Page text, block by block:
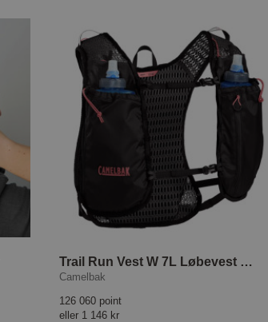
Trail Run Vest W 7L Løbevest dame
Camelbak
126 060 point
eller 1 146 kr